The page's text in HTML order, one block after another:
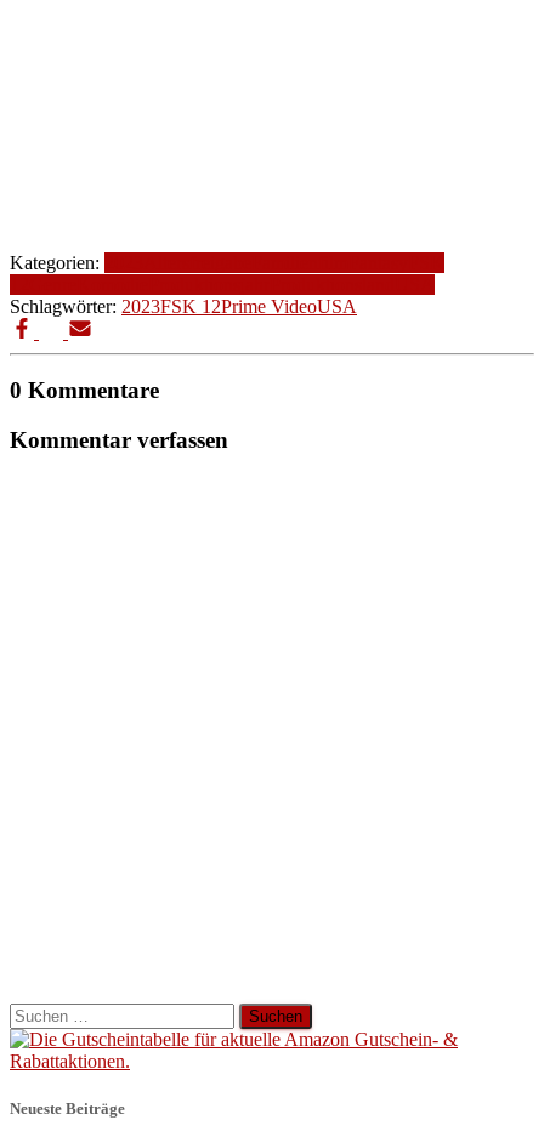
Kategorien:
Schlagwörter: 2023FSK 12Prime VideoUSA
0 Kommentare
Kommentar verfassen
Suchen
nach:
Neueste Beiträge